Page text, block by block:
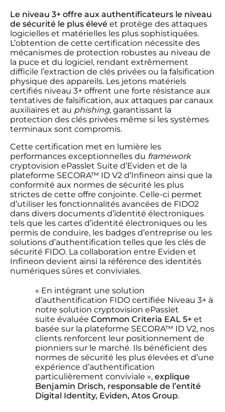
Le niveau 3+ offre aux authentificateurs le niveau
de sécurité le plus élevé et protège des attaques
logicielles et matérielles les plus sophistiquées.
L’obtention de cette certification nécessite des
mécanismes de protection robustes au niveau de
la puce et du logiciel, rendant extrêmement
difficile l’extraction de clés privées ou la falsification
physique des appareils. Les jetons matériels
certifiés niveau 3+ offrent une forte résistance aux
tentatives de falsification, aux attaques par canaux
auxiliaires et au phishing, garantissant la
protection des clés privées même si les systèmes
terminaux sont compromis.
Cette certification met en lumière les
performances exceptionnelles du framework
cryptovision ePasslet Suite d’Eviden et de la
plateforme SECORA™ ID V2 d’Infineon ainsi que la
conformité aux normes de sécurité les plus
strictes de cette offre conjointe. Celle-ci permet
d’utiliser les fonctionnalités avancées de FIDO2
dans divers documents d’identité électroniques
tels que les cartes d’identité électroniques ou les
permis de conduire, les badges d’entreprise ou les
solutions d’authentification telles que les clés de
sécurité FIDO. La collaboration entre Eviden et
Infineon devient ainsi la référence des identités
numériques sûres et conviviales.
« En intégrant une solution
d’authentification FIDO certifiée Niveau 3+ à
notre solution cryptovision ePasslet
suite évaluée Common Criteria EAL 5+ et
basée sur la plateforme SECORA™ ID V2, nos
clients renforcent leur positionnement de
pionniers sur le marché. Ils bénéficient des
normes de sécurité les plus élevées et d’une
expérience d’authentification
particulièrement conviviale », explique
Benjamin Drisch, responsable de l’entité
Digital Identity, Eviden, Atos Group.